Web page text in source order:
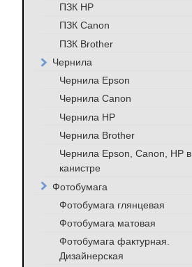
ПЗК HP
ПЗК Canon
ПЗК Brother
Чернила
Чернила Epson
Чернила Canon
Чернила HP
Чернила Brother
Чернила Epson, Canon, HP в
канистре
Фотобумага
Фотобумага глянцевая
Фотобумага матовая
Фотобумага фактурная.
Дизайнерская